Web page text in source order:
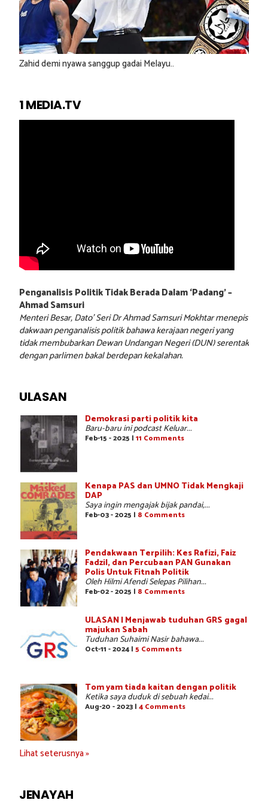
Zahid demi nyawa sanggup gadai Melayu..
1 MEDIA.TV
Penganalisis Politik Tidak Berada Dalam ‘Padang’ –
Ahmad Samsuri
Menteri Besar, Dato’ Seri Dr Ahmad Samsuri Mokhtar menepis
dakwaan penganalisis politik bahawa kerajaan negeri yang
tidak membubarkan Dewan Undangan Negeri (DUN) serentak
dengan parlimen bakal berdepan kekalahan.
ULASAN
Demokrasi parti politik kita
Baru-baru ini podcast Keluar...
Feb-15 - 2025 | 11 Comments
Kenapa PAS dan UMNO Tidak Mengkaji
DAP
Saya ingin mengajak bijak pandai,...
Feb-03 - 2025 | 8 Comments
Pendakwaan Terpilih: Kes Rafizi, Faiz
Fadzil, dan Percubaan PAN Gunakan
Polis Untuk Fitnah Politik
Oleh Hilmi Afendi Selepas Pilihan...
Feb-02 - 2025 | 8 Comments
ULASAN | Menjawab tuduhan GRS gagal
majukan Sabah
Tuduhan Suhaimi Nasir bahawa...
Oct-11 - 2024 | 5 Comments
Tom yam tiada kaitan dengan politik
Ketika saya duduk di sebuah kedai...
Aug-20 - 2023 | 4 Comments
Lihat seterusnya »
JENAYAH